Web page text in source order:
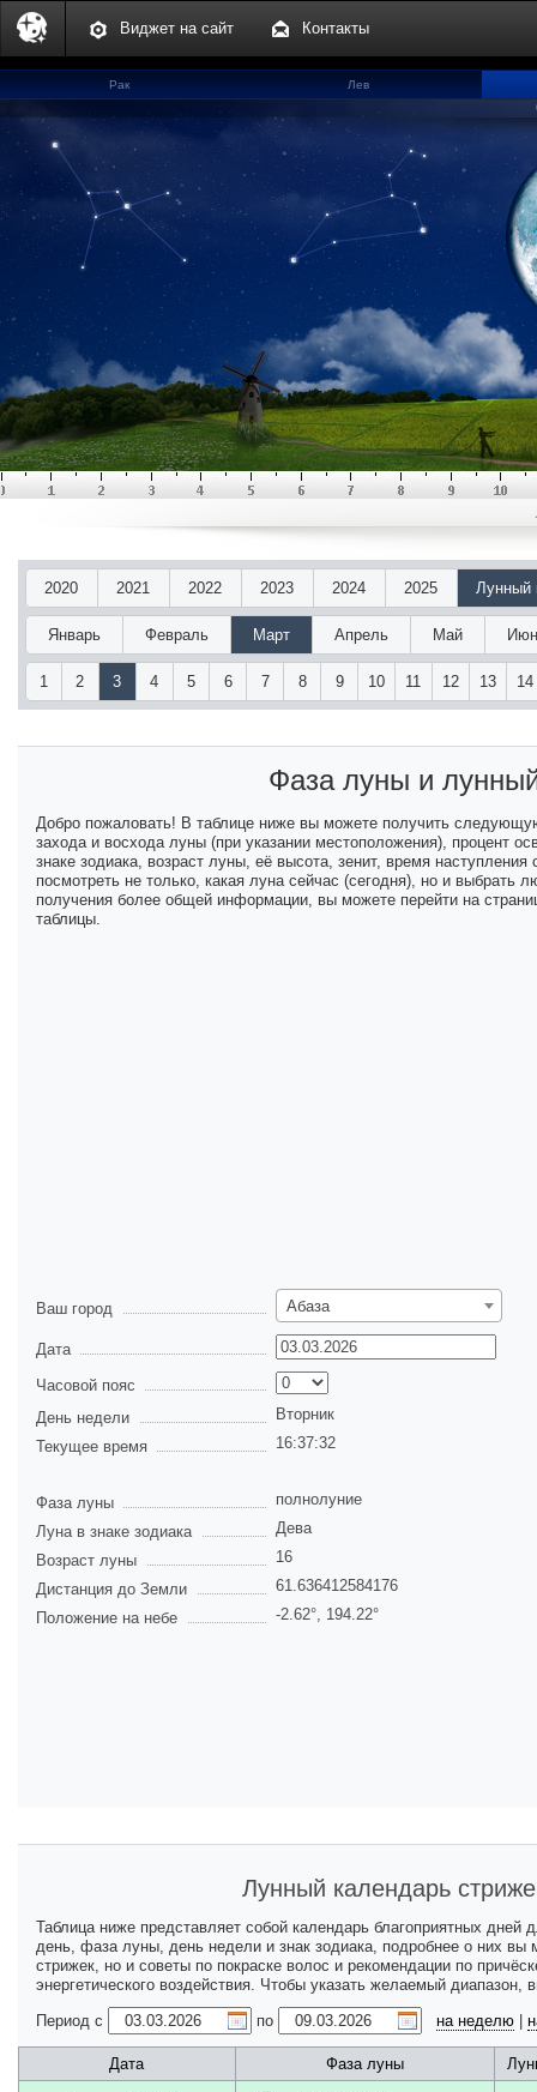
Виджет на сайт Контакты
Рак
Лев
2020 2021 2022 2023 2024 2025 Лунный
Январь Февраль Март Апрель Май
1 2 3 4 5 6 7 8 9 10 11 12 13 14
Фаза луны и
Добро пожаловать! В таблице ниже вы можете получить
захода и восхода луны (при указании местоположения), процент
знаке зодиака, возраст луны, её высота, зенит, время
посмотреть не только, какая луна сейчас (сегодня), но и
получения более общей информации, вы можете перейти на
таблицы.
Ваш город Абаза
Дата
Часовой пояс
День недели
Вторник
Текущее время
16:37:32
Фаза луны
полнолуние
Луна в знаке зодиака
Дева
Возраст луны
16
Дистанция до Земли
61.636412584176
Положение на небе
-2.62°, 194.22°
Лунный календарь
Таблица ниже представляет собой календарь благоприятных
день, фаза луны, день недели и знак зодиака, подробнее о них вы
стрижек, но и советы по покраске волос и рекомендации по
энергетического воздействия. Чтобы указать желаемый
Период с
по на неделю
Дата Фаза луны